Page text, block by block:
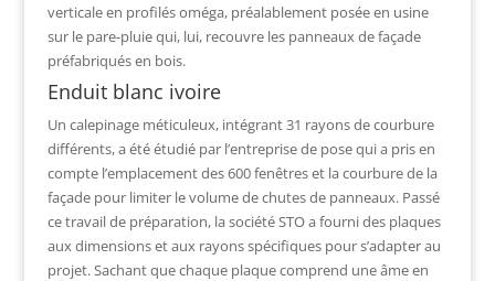
verticale en profilés oméga, préalablement posée en usine
sur le pare-pluie qui, lui, recouvre les panneaux de façade
préfabriqués en bois.
Enduit blanc ivoire
Un calepinage méticuleux, intégrant 31 rayons de courbure
différents, a été étudié par l’entreprise de pose qui a pris en
compte l’emplacement des 600 fenêtres et la courbure de la
façade pour limiter le volume de chutes de panneaux. Passé
ce travail de préparation, la société STO a fourni des plaques
aux dimensions et aux rayons spécifiques pour s’adapter au
projet. Sachant que chaque plaque comprend une âme en